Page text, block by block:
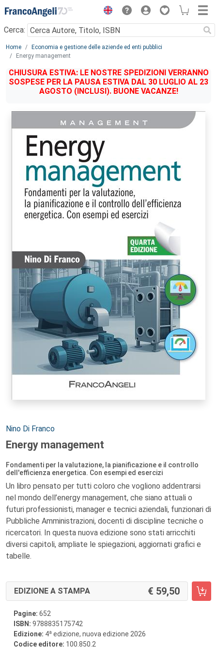
Menu
Cerca:
Main content
Home
Economia e gestione delle aziende ed enti pubblici
Energy management
CHIUSURA ESTIVA: LE NOSTRE SPEDIZIONI VERRANNO
SOSPESE PER LA PAUSA ESTIVA DAL 30 LUGLIO AL 23
AGOSTO (INCLUSI). BUONE VACANZE!
Autori:
Nino Di Franco
Energy management
Fondamenti per la valutazione, la pianificazione e il controllo
dell'efficienza energetica. Con esempi ed esercizi
Un libro pensato per tutti coloro che vogliono addentrarsi
nel mondo dell’energy management, che siano attuali o
futuri professionisti, manager e tecnici aziendali, funzionari di
Pubbliche Amministrazioni, docenti di discipline tecniche o
ricercatori. In questa nuova edizione sono stati arricchiti
diversi capitoli, ampliate le spiegazioni, aggiornati grafici e
tabelle.
EDIZIONE A STAMPA 59,50
Pagine: 652
ISBN: 9788835175742
Edizione: 4a edizione, nuova edizione 2026
Codice editore: 100.850.2